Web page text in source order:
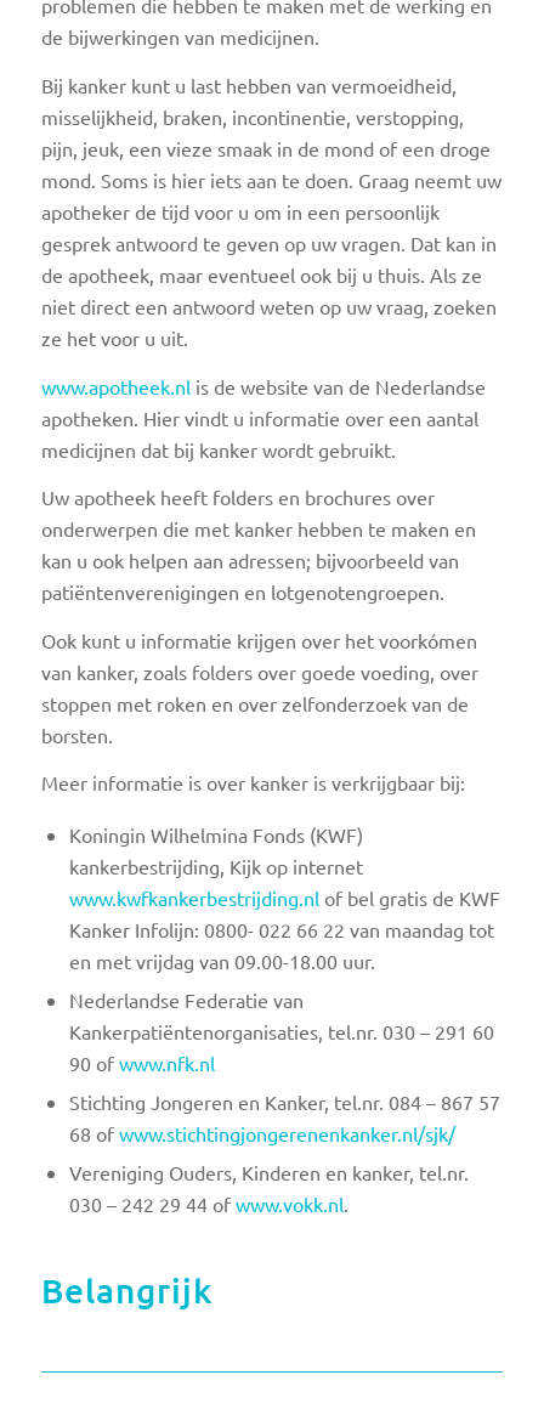
problemen die hebben te maken met de werking en
de bijwerkingen van medicijnen.
Bij kanker kunt u last hebben van vermoeidheid,
misselijkheid, braken, incontinentie, verstopping,
pijn, jeuk, een vieze smaak in de mond of een droge
mond. Soms is hier iets aan te doen. Graag neemt uw
apotheker de tijd voor u om in een persoonlijk
gesprek antwoord te geven op uw vragen. Dat kan in
de apotheek, maar eventueel ook bij u thuis. Als ze
niet direct een antwoord weten op uw vraag, zoeken
ze het voor u uit.
www.apotheek.nl is de website van de Nederlandse
apotheken. Hier vindt u informatie over een aantal
medicijnen dat bij kanker wordt gebruikt.
Uw apotheek heeft folders en brochures over
onderwerpen die met kanker hebben te maken en
kan u ook helpen aan adressen; bijvoorbeeld van
patiëntenverenigingen en lotgenotengroepen.
Ook kunt u informatie krijgen over het voorkómen
van kanker, zoals folders over goede voeding, over
stoppen met roken en over zelfonderzoek van de
borsten.
Meer informatie is over kanker is verkrijgbaar bij:
Koningin Wilhelmina Fonds (KWF)
kankerbestrijding, Kijk op internet
www.kwfkankerbestrijding.nlof bel gratis de KWF
Kanker Infolijn: 0800- 022 66 22 van maandag tot
en met vrijdag van 09.00-18.00 uur.
Nederlandse Federatie van
Kankerpatiëntenorganisaties, tel.nr. 030 – 291 60
90 ofwww.nfk.nl
Stichting Jongeren en Kanker, tel.nr. 084 – 867 57
68 ofwww.stichtingjongerenenkanker.nl/sjk/
Vereniging Ouders, Kinderen en kanker, tel.nr.
030 – 242 29 44 ofwww.vokk.nl.
Belangrijk